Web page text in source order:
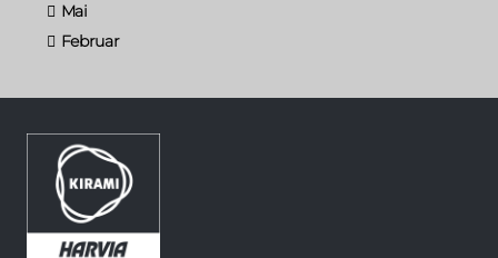
Mai
Februar